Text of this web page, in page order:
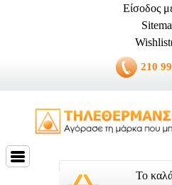
210
Είσοδος
Το